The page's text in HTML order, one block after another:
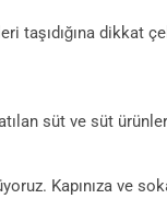
taşıdığına dikkat
süt ve süt
Kapınıza ve